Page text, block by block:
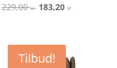
Vurderet
4.7
229,00kr. Den
var:
229,00 kr..
183,20 kr.
183,20 kr..
Tilbud!